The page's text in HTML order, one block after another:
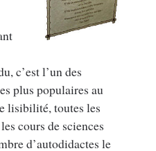
c’est l’un des
plus populaires au
lisibilité, toutes les
cours de sciences
d’autodidactes le